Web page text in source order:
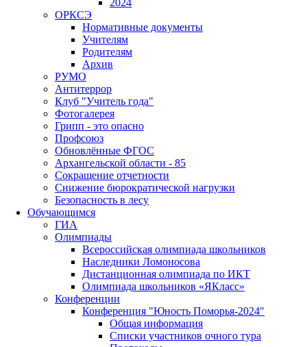
ОРКСЭ
Нормативные документы
Учителям
Родителям
Архив
РУМО
Антитеррор
Клуб "Учитель года"
Фотогалерея
Грипп - это опасно
Профсоюз
Обновлённые ФГОС
Архангельской области - 85
Сокращение отчетности
Снижение бюрократической нагрузки
Безопасность в лесу
Обучающимся
ГИА
Олимпиады
Всероссийская олимпиада школьников
Наследники Ломоносова
Дистанционная олимпиада по ИКТ
Олимпиада школьников «ЯКласс»
Конференции
Конференция "Юность Поморья-2024"
Общая информация
Списки участников очного тура